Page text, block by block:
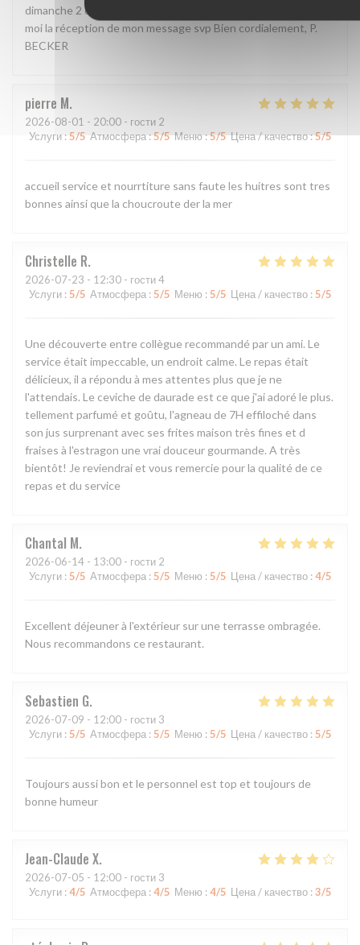
dimanche 2 ou hier 3 août. L'avez-vous reçu et lu? Confirmez
moi la réception de mon message svp Bien cordialement, P.
BECKER
pierre M
2026-08-01 - 20:00 - гости 2
Услуги :5/5 Атмосфера:5/5 Меню:5/5 Цена / качество:5/5
accueil service et nourrtiture sans faute les huitres sont tres
bonnes ainsi que la choucroute der la mer
Christelle R
2026-07-23 - 12:30 - гости 4
Услуги : 5/5 Атмосфера : 5/5 Меню : 5/5 Цена / качество : 5/5
Une découverte entre collègue recommandé par un ami. Le
service était impeccable, un endroit calme. Le repas était
délicieux, il a répondu à mes attentes plus que je ne
l'attendais. Le ceviche de daurade est ce que j'ai adoré le plus.
tellement parfumé et goûtu, l'agneau de 7H effiloché dans
son jus surprenant avec ses frites maison très fines et d
fraises à l'estragon une vrai douceur gourmande. A très
bientôt! Je reviendrai et vous remercie pour la qualité de ce
repas et du service
Chantal M
2026-06-14 - 13:00 - гости 2
Услуги : 5/5 Атмосфера : 5/5 Меню : 5/5 Цена / качество : 4/5
Excellent déjeuner à l'extérieur sur une terrasse ombragée.
Nous recommandons ce restaurant.
Sebastien G
2026-07-09 - 12:00 - гости 3
Услуги : 5/5 Атмосфера : 5/5 Меню : 5/5 Цена / качество : 5/5
Toujours aussi bon et le personnel est top et toujours de
bonne humeur
Jean-Claude X
2026-07-05 - 12:00 - гости 3
Услуги : 4/5 Атмосфера : 4/5 Меню : 4/5 Цена / качество : 3/5